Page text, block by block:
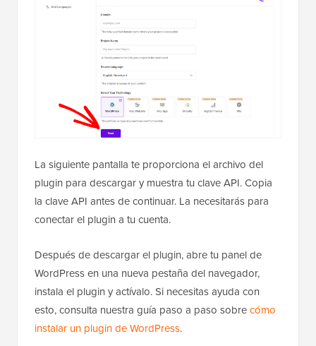
La siguiente pantalla te proporciona el archivo del
plugin para descargar y muestra tu clave API. Copia
la clave API antes de continuar. La necesitarás para
conectar el plugin a tu cuenta.
Después de descargar el plugin, abre tu panel de
WordPress en una nueva pestaña del navegador,
instala el plugin y actívalo. Si necesitas ayuda con
esto, consulta nuestra guía paso a paso sobrecómo
instalar un plugin de WordPress.